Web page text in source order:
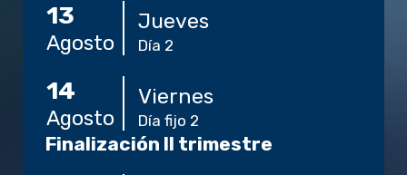
13
Agosto
Jueves
Día 2
14
Agosto
Viernes
Día fijo 2
Finalización II trimestre